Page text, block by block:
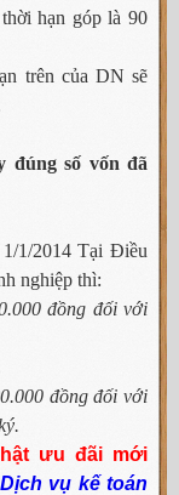
hạn góp là 90
trên của DN sẽ
đúng số vốn đã
1/2014 Tại Điều
nghiệp thì:
đồng đối với
đồng đối với
ưu đãi mới
Dịch vụ kế toán